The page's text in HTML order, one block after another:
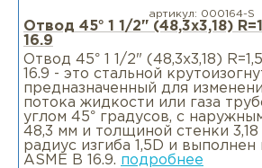
артикул: 000164-S
Отвод 45° 1 1/2" (48,3х3,18)
16.9
Отвод 45° 1 1/2" (48,3х3,18)
16.9 - это стальной
предназначенный для
потока жидкости или газа
углом 45° градусов, с
48,3 мм и толщиной стенки
радиус изгиба 1,5D и выполнен
ASME B 16.9. подробнее